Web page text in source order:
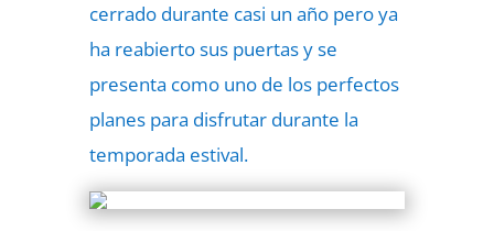
cerrado durante casi un año pero ya
ha reabierto sus puertas y se
presenta como uno de los perfectos
planes para disfrutar durante la
temporada estival.